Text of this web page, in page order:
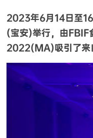
2023年6月14日至
(宝安)举行，由
2022(MA)吸引了来